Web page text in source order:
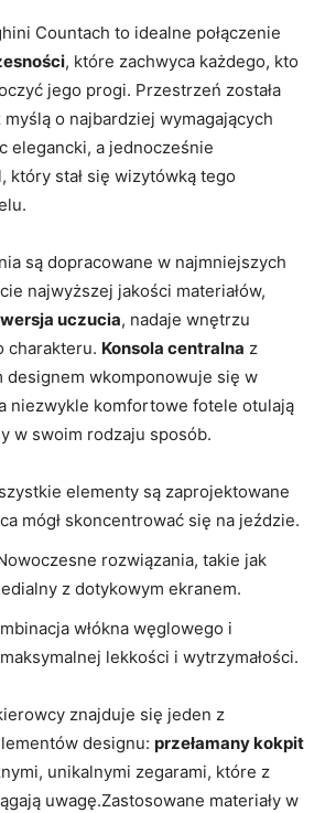
Countach to idealne połączenie
, które zachwyca każdego, kto
jego progi. Przestrzeń została
o najbardziej wymagających
elegancki, a jednocześnie
który stał się wizytówką tego
są dopracowane w najmniejszych
najwyższej jakości materiałów,
wersja uczucia, nadaje wnętrzu
charakteru. Konsola centralna z
designem wkomponowuje się w
niezwykle komfortowe fotele otulają
w swoim rodzaju sposób.
elementy są zaprojektowane
mógł skoncentrować się na jeździe.
rozwiązania, takie jak
z dotykowym ekranem.
włókna węglowego i
lekkości i wytrzymałości.
znajduje się jeden z
designu: przełamany kokpit
unikalnymi zegarami, które z
uwagę.Zastosowane materiały w